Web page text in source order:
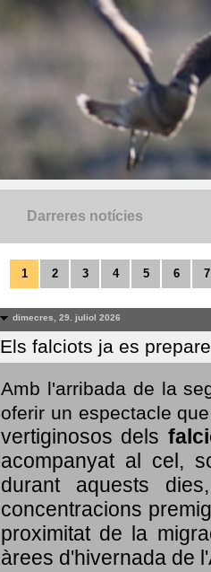
Darreres notícies
1 2 3 4 5 6 7
dimecres, 29. juliol 2026
Els falciots ja es
Amb l'arribada de la
oferir un espectacle
vertiginosos dels
acompanyat al cel,
durant aquests
concentracions
proximitat de la
àrees d'hivernada de